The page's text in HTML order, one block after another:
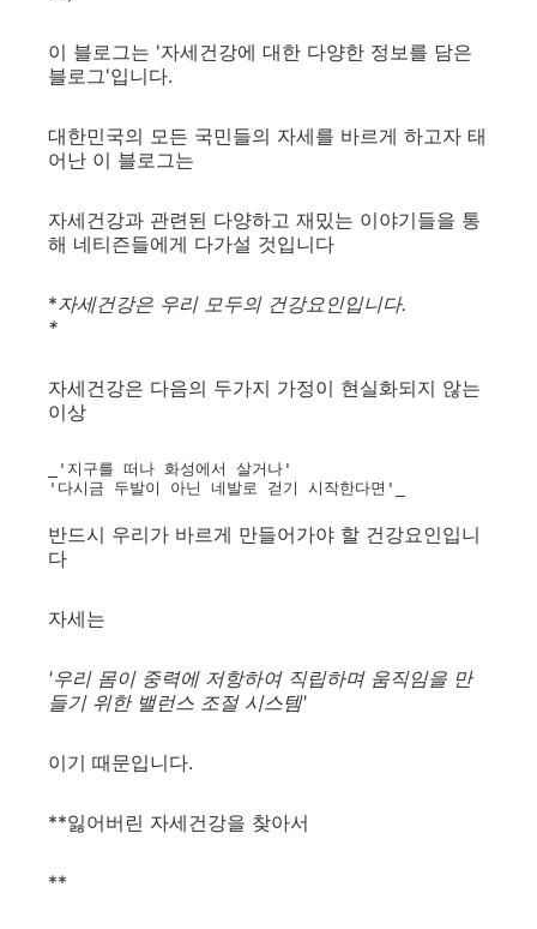
이 블로그는 '자세건강에 대한 다양한 정보를 담은
블로그'입니다.
대한민국의 모든 국민들의 자세를 바르게 하고자 태
어난 이 블로그는
자세건강과 관련된 다양하고 재밌는 이야기들을 통
해 네티즌들에게 다가설 것입니다
*자세건강은 우리 모두의 건강요인입니다.
*
자세건강은 다음의 두가지 가정이 현실화되지 않는
이상
_'지구를 떠나 화성에서 살거나'
'다시금 두발이 아닌 네발로 걷기 시작한다면'_
반드시 우리가 바르게 만들어가야 할 건강요인입니
다
자세는
'우리 몸이 중력에 저항하여 직립하며 움직임을 만
들기 위한 밸런스 조절 시스템'
이기 때문입니다.
**잃어버린 자세건강을 찾아서
**